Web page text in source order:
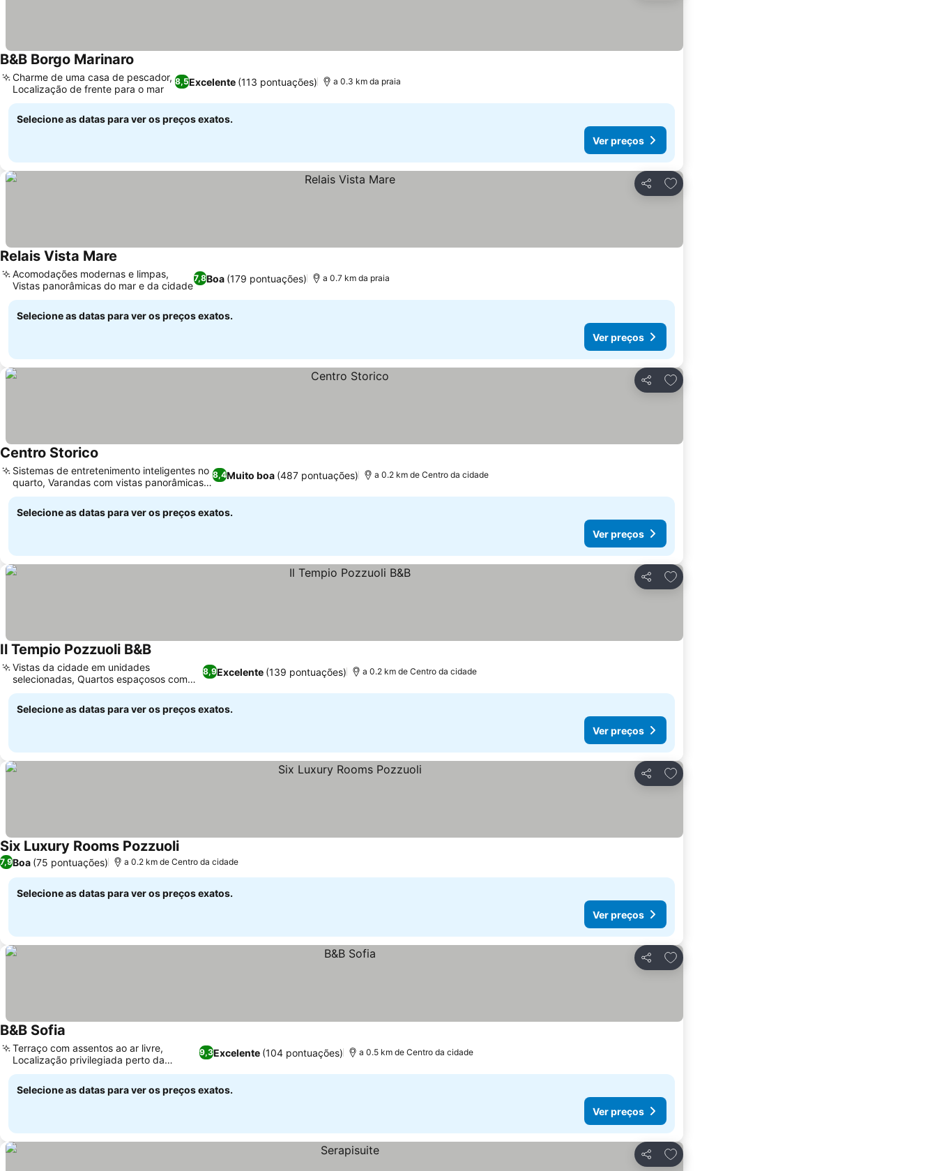
B&B Borgo Marinaro
8,5Excelente (113 pontuações)
Charme de uma casa de pescador,
Localização de frente para o mar
a 0.3 km da praia
Selecione as datas para ver os preços exatos.
Ver preços
Partilhar
Adicionar aos favoritos
Relais Vista Mare
7,8Boa (179 pontuações)
Acomodações modernas e limpas,
Vistas panorâmicas do mar e da cidade
a 0.7 km da praia
Selecione as datas para ver os preços exatos.
Ver preços
Partilhar
Adicionar aos favoritos
Centro Storico
8,4Muito boa (487 pontuações)
Sistemas de entretenimento inteligentes no
quarto, Varandas com vistas panorâmicas
da praça
a 0.2 km de Centro da cidade
Selecione as datas para ver os preços exatos.
Ver preços
Partilhar
Adicionar aos favoritos
Il Tempio Pozzuoli B&BVer preços
8,9Excelente (139 pontuações)
Vistas da cidade em unidades
selecionadas, Quartos espaçosos com
varanda privativa
a 0.2 km de Centro da cidade
Selecione as datas para ver os preços exatos.
Ver preços
Partilhar
Adicionar aos favoritos
Six Luxury Rooms PozzuoliVer preços
7,9Boa (75 pontuações) a 0.2 km de Centro da cidade
Selecione as datas para ver os preços exatos.
Ver preços
Partilhar
Adicionar aos favoritos
B&B Sofia
9,3Excelente (104 pontuações)
Terraço com assentos ao ar livre,
Localização privilegiada perto da
estação Solfatara
a 0.5 km de Centro da cidade
Selecione as datas para ver os preços exatos.
Ver preços
Partilhar
Adicionar aos favoritos